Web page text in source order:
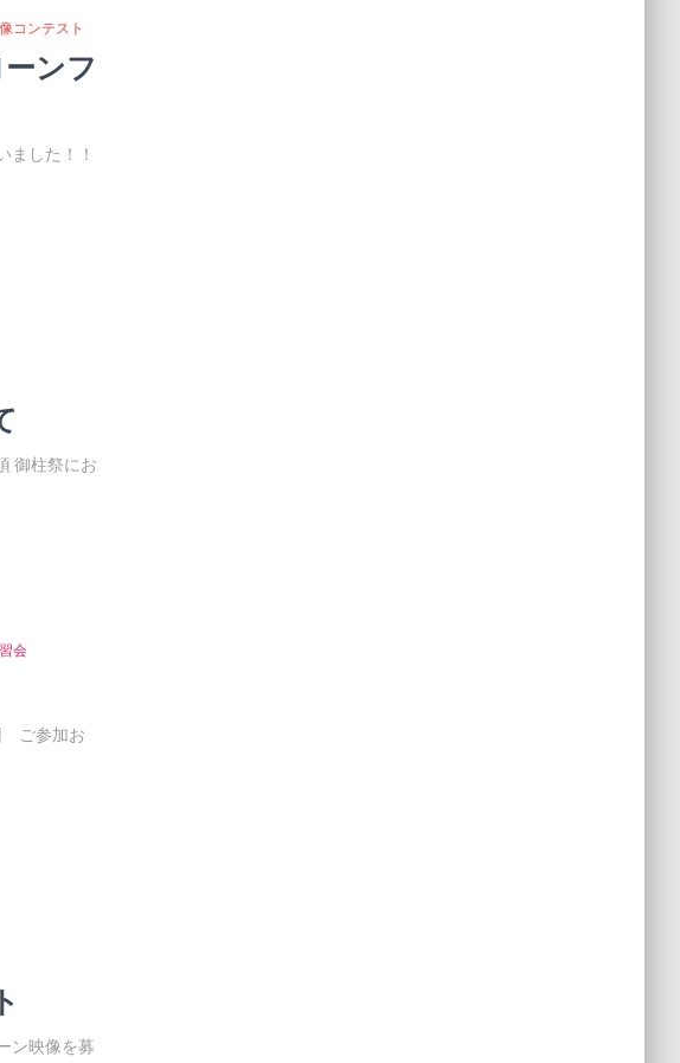
コンテスト
ンフ
ました！！
御柱祭にお
会
ご参加お
ン映像を募